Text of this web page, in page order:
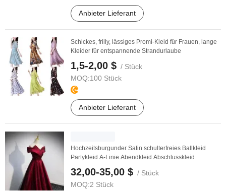
Anbieter Lieferant
Schickes, frilly, lässiges Promi-Kleid für Frauen, lange
Kleider für entspannende Strandurlaube
1,5-2,00 $ / Stück
MOQ:100 Stück
Anbieter Lieferant
Hochzeitsburgunder Satin schulterfreies Ballkleid
Partykleid A-Linie Abendkleid Abschlusskleid
32,00-35,00 $ / Stück
MOQ:2 Stück